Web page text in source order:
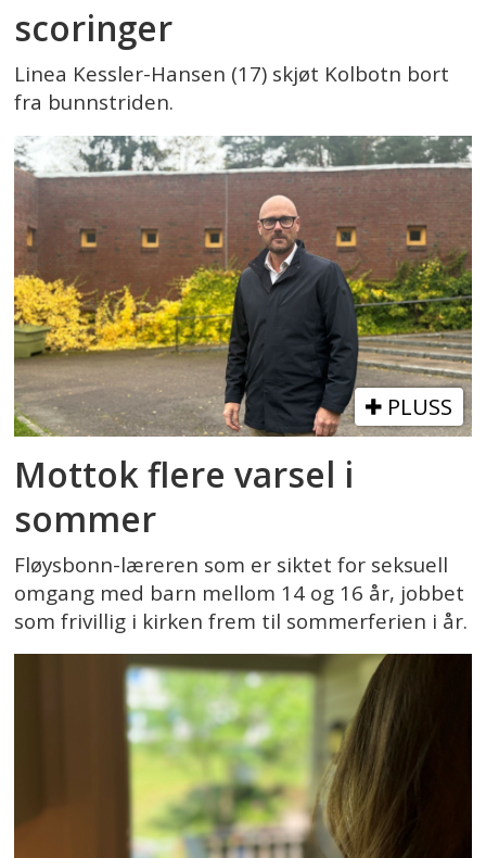
scoringer
Linea Kessler-Hansen (17) skjøt Kolbotn bort
fra bunnstriden.
PLUSS
Mottok flere varsel i
sommer
Fløysbonn-læreren som er siktet for seksuell
omgang med barn mellom 14 og 16 år, jobbet
som frivillig i kirken frem til sommerferien i år.